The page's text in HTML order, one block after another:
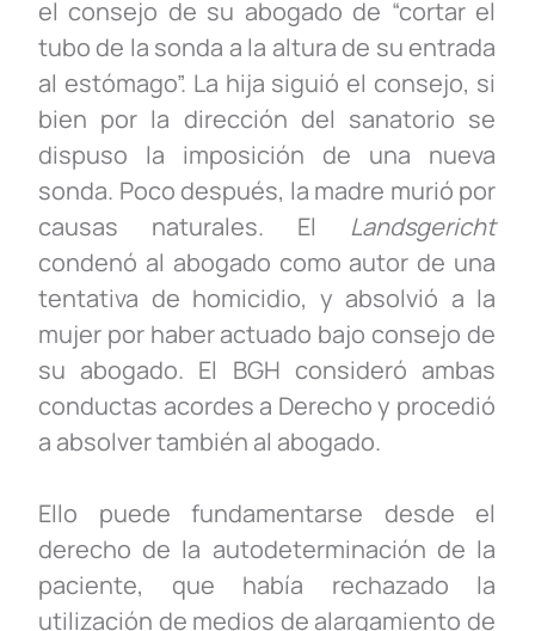
el consejo de su abogado de “cortar el
tubo de la sonda a la altura de su entrada
al estómago”. La hija siguió el consejo, si
bien por la dirección del sanatorio se
dispuso la imposición de una nueva
sonda. Poco después, la madre murió por
causas naturales. El Landsgericht
condenó al abogado como autor de una
tentativa de homicidio, y absolvió a la
mujer por haber actuado bajo consejo de
su abogado. El BGH consideró ambas
conductas acordes a Derecho y procedió
a absolver también al abogado.
Ello puede fundamentarse desde el
derecho de la autodeterminación de la
paciente, que había rechazado la
utilización de medios de alargamiento de